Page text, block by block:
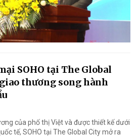
SOHO tại The Global
thương song hành
của phố thị Việt và được thiết kế dưới
tế, SOHO tại The Global City mở ra